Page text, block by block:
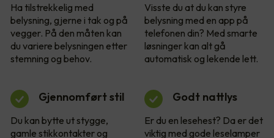
Ha tilstrekkelig med
belysning, gjerne i tak og på
vegger. På den måten kan
du variere belysningen etter
stemning og behov.
Visste du at du kan styre
belysning med en app på
telefonen din? Med smarte
løsninger kan alt gå
automatisk og lekende lett.
Gjennomført stil
Du kan bytte ut stygge,
gamle stikkontakter og
Godt nattlys
Er du en lesehest? Da er det
viktig med gode leselamper